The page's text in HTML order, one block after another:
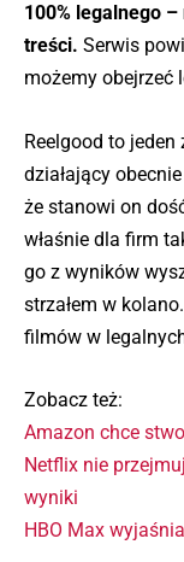
100% legalnego
treści. Serwis
możemy obejrzeć
Reelgood to
działający
że stanowi on
właśnie dla firm
go z wyników
strzałem w
filmów w
Zobacz też:
Amazon chce
Netflix nie
wyniki
HBO Max